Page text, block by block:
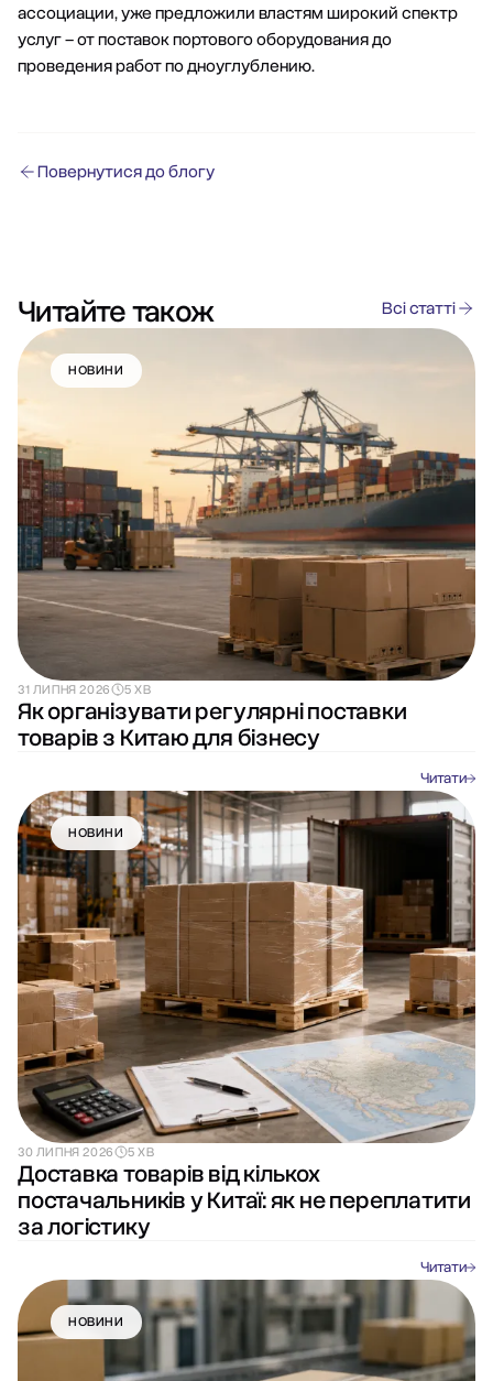
ассоциации, уже предложили властям широкий спектр
услуг – от поставок портового оборудования до
проведения работ по дноуглублению.
Повернутися до блогу
Читайте також Всі статті
НОВИНИ
31 ЛИПНЯ 2026 5 ХВ
Як організувати регулярні поставки
товарів з Китаю для бізнесу
Читати
НОВИНИ
30 ЛИПНЯ 2026 5 ХВ
Доставка товарів від кількох
постачальників у Китаї: як не переплатити
за логістику
Читати
НОВИНИ